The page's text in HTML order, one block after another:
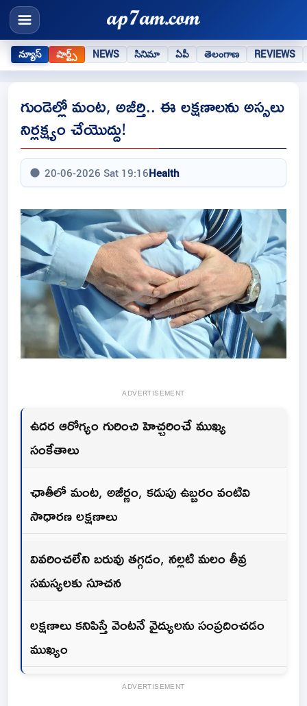
న్యూస్ షార్ట్స్ NEWS సినిమా ఏపీ తెలంగాణ REVIEWS
గుండెల్లో మంట, అజీర్తి.. ఈ లక్షణాలను అస్సలు
నిర్లక్ష్యం చేయొద్దు!
20-06-2026 Sat 19:16Health
ADVERTISEMENT
ఉదర ఆరోగ్యం గురించి హెచ్చరించే ముఖ్య
సంకేతాలు
ఛాతీలో మంట, అజీర్ణం, కడుపు ఉబ్బరం వంటివి
సాధారణ లక్షణాలు
వివరించలేని బరువు తగ్గడం, నల్లటి మలం తీవ్ర
సమస్యలకు సూచన
లక్షణాలు కనిపిస్తే వెంటనే వైద్యులను సంప్రదించడం
ముఖ్యం
ADVERTISEMENT